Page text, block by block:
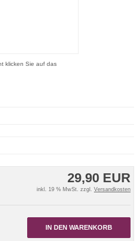
klicken Sie auf das
29,90 EUR
inkl. 19 % MwSt. zzgl. Versandkosten
IN DEN WARENKORB